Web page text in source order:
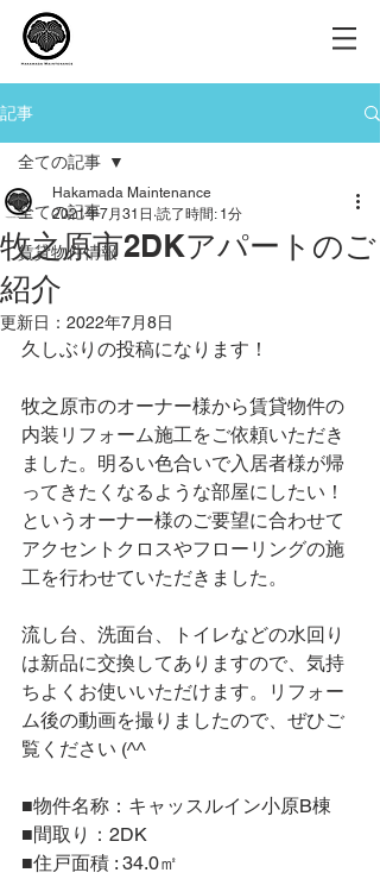
記事
全ての記事
賃貸物件情報
全ての記事
牧之原市2DKアパートのご
紹介
Hakamada Maintenance
2021年7月31日 読了時間: 1分
更新日： 2022年7月8日
久しぶりの投稿になります！
牧之原市のオーナー様から賃貸物件の
内装リフォーム施工をご依頼いただき
ました。明るい色合いで入居者様が帰
ってきたくなるような部屋にしたい！
というオーナー様のご要望に合わせて
アクセントクロスやフローリングの施
工を行わせていただきました。
流し台、洗面台、トイレなどの水回り
は新品に交換してありますので、気持
ちよくお使いいただけます。リフォー
ム後の動画を撮りましたので、ぜひご
覧ください (^^
■物件名称：キャッスルイン小原B棟
■間取り：2DK
■住戸面積 : 34.0㎡